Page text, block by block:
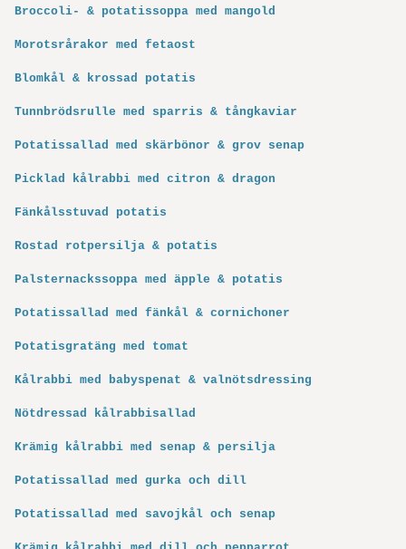
Broccoli- & potatissoppa med mangold
Morotsrårakor med fetaost
Blomkål & krossad potatis
Tunnbrödsrulle med sparris & tångkaviar
Potatissallad med skärbönor & grov senap
Picklad kålrabbi med citron & dragon
Fänkålsstuvad potatis
Rostad rotpersilja & potatis
Palsternackssoppa med äpple & potatis
Potatissallad med fänkål & cornichoner
Potatisgratäng med tomat
Kålrabbi med babyspenat & valnötsdressing
Nötdressad kålrabbisallad
Krämig kålrabbi med senap & persilja
Potatissallad med gurka och dill
Potatissallad med savojkål och senap